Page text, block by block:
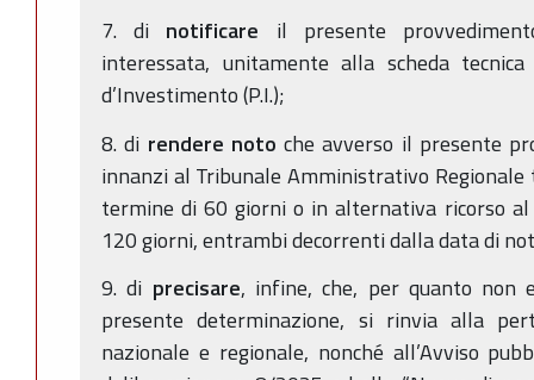
7. di notificare il presente
interessata, unitamente alla scheda
d’Investimento (P.I.);
8. di rendere noto che avverso il presente
innanzi al Tribunale Amministrativo
termine di 60 giorni o in alternativa ricorso
120 giorni, entrambi decorrenti dalla data di
9. di precisare, infine, che, per quanto non
presente determinazione, si rinvia alla
nazionale e regionale, nonché all’Avviso